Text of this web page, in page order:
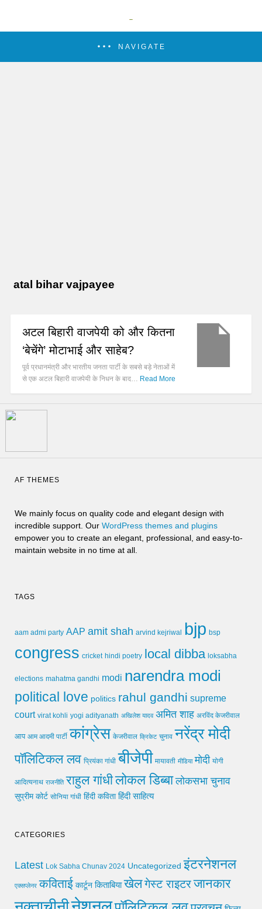
NAVIGATE
atal bihar vajpayee
अटल बिहारी वाजपेयी को और कितना
‘बेचेंगे’ मोटाभाई और साहेब?
पूर्व प्रधानमंत्री और भारतीय जनता पार्टी के सबसे बड़े नेताओं में
से एक अटल बिहारी वाजपेयी के निधन के बाद… Read More
AF THEMES
We mainly focus on quality code and elegant design with
incredible support. Our WordPress themes and plugins
empower you to create an elegant, professional, and easy-to-
maintain website in no time at all.
TAGS
aam admi party AAP amit shah arvind kejriwal bjp bsp
congress cricket hindi poetry local dibba loksabha
elections mahatma gandhi modi narendra modi
political love politics rahul gandhi supreme
court virat kohli yogi adityanath अखिलेश यादव अमित शाह अरविंद केजरीवाल
आप आम आदमी पार्टी कांग्रेस केजरीवाल क्रिकेट चुनाव नरेंद्र मोदी
पॉलिटिकल लव प्रियंका गांधी बीजेपी मायावती मीडिया मोदी योगी
आदित्यनाथ राजनीति राहुल गांधीलोकल डिब्बा लोकसभा चुनाव
सुप्रीम कोर्ट सोनिया गांधी हिंदी कविता हिंदी साहित्य
CATEGORIES
Latest Lok Sabha Chunav 2024 Uncategorized इंटरनेशनल
एक्सप्लेनर कविताई कार्टून किताबिया खेलगेस्ट राइटरजानकार